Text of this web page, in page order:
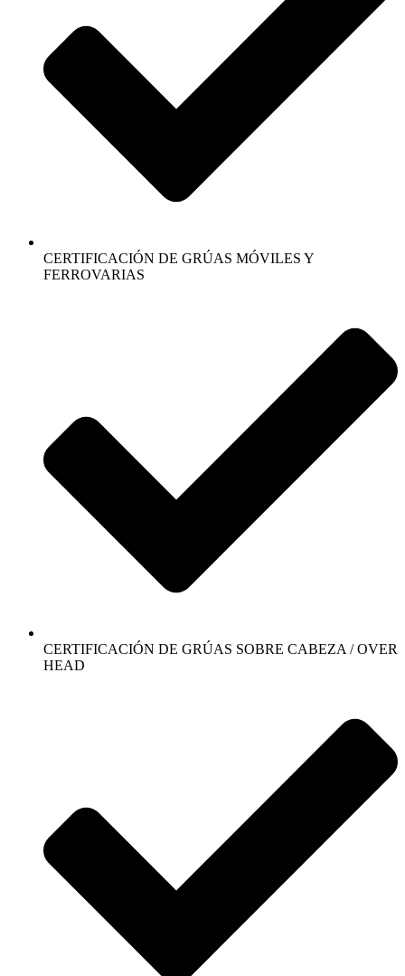
CERTIFICACIÓN DE GRÚAS MÓVILES Y
FERROVARIAS
CERTIFICACIÓN DE GRÚAS SOBRE CABEZA / OVER
HEAD